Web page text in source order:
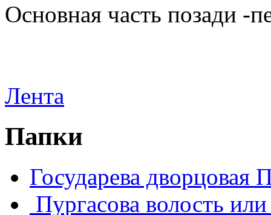
Основная часть позади -
Лента
Папки
Государева дворцовая
Пургасова волость